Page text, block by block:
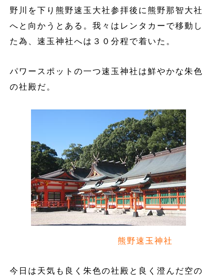
野川を下り熊野速玉大社参拝後に熊野那智大社
へと向かうとある。我々はレンタカーで移動し
た為、速玉神社へは３０分程で着いた。
パワースポットの一つ速玉神社は鮮やかな朱色
の社殿だ。
熊野速玉神社
今日は天気も良く朱色の社殿と良く澄んだ空の